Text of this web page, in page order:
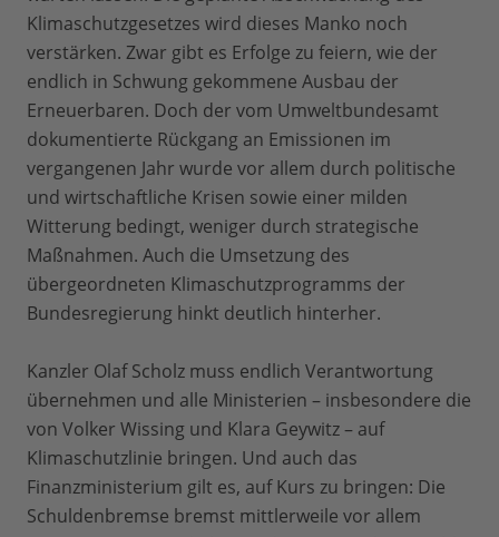
Klimaschutzgesetzes wird dieses Manko noch
verstärken. Zwar gibt es Erfolge zu feiern, wie der
endlich in Schwung gekommene Ausbau der
Erneuerbaren. Doch der vom Umweltbundesamt
dokumentierte Rückgang an Emissionen im
vergangenen Jahr wurde vor allem durch politische
und wirtschaftliche Krisen sowie einer milden
Witterung bedingt, weniger durch strategische
Maßnahmen. Auch die Umsetzung des
übergeordneten Klimaschutzprogramms der
Bundesregierung hinkt deutlich hinterher.
Kanzler Olaf Scholz muss endlich Verantwortung
übernehmen und alle Ministerien – insbesondere die
von Volker Wissing und Klara Geywitz – auf
Klimaschutzlinie bringen. Und auch das
Finanzministerium gilt es, auf Kurs zu bringen: Die
Schuldenbremse bremst mittlerweile vor allem